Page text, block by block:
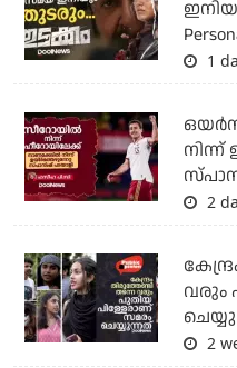
1
നിന്ന്
2
വരും
2